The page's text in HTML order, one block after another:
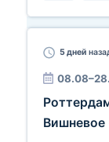
5 дней
Вишневое